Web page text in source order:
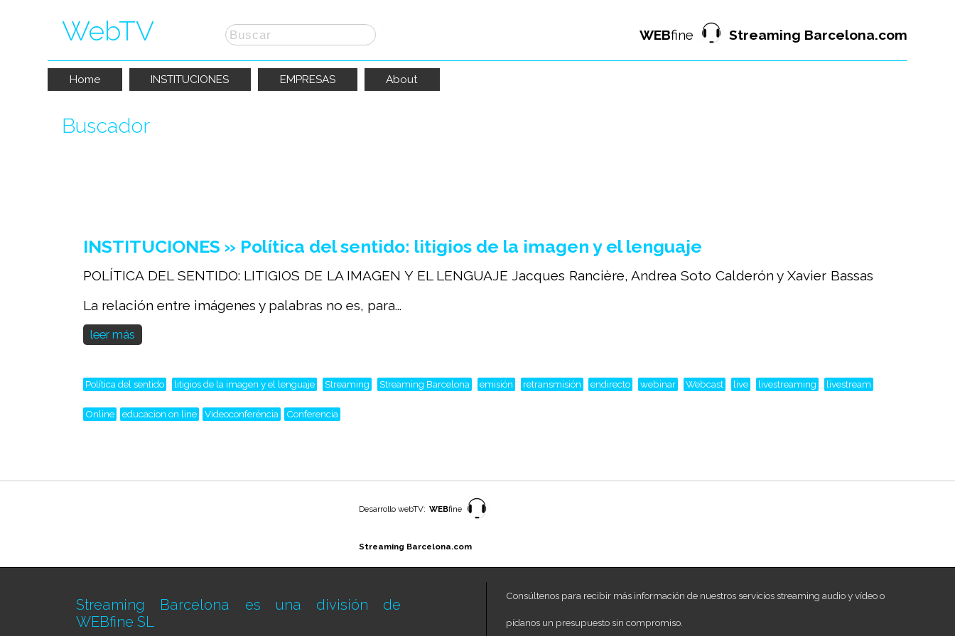
WebTV WEBfine Streaming Barcelona.com
Home INSTITUCIONES EMPRESAS About
Buscador
INSTITUCIONES » Política del sentido: litigios de la imagen y el lenguaje
POLÍTICA DEL SENTIDO: LITIGIOS DE LA IMAGEN Y EL LENGUAJE Jacques Rancière, Andrea Soto Calderón y Xavier Bassas
La relación entre imágenes y palabras no es, para...
leer más
Política del sentido litigios de la imagen y el lenguaje Streaming Streaming Barcelona emisión retransmisión endirecto webinar Webcast live livestreaming livestream
Online educacion on line Videoconferéncia Conferencia
Desarrollo webTV: WEBfine
Streaming Barcelona.com
Streaming Barcelona es una división de
WEBfine SL
Consúltenos para recibir más información de nuestros servicios streaming audio y vídeo o
pídanos un presupuesto sin compromiso.